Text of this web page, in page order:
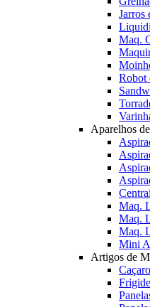
Jarros
Maq.
Robot
Aparelhos
Maq.
Maq.
Maq.
Mini
Artigos de